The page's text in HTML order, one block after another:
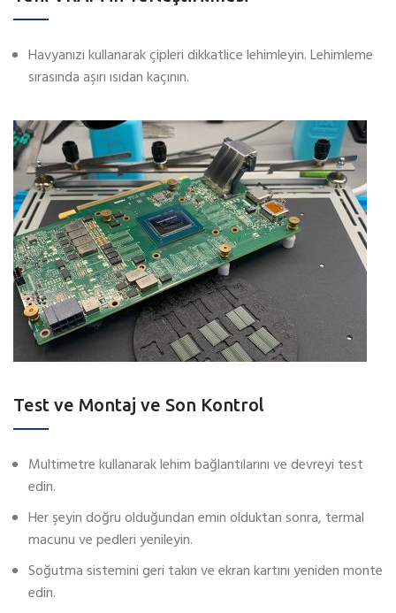
Havyanızı kullanarak çipleri dikkatlice lehimleyin. Lehimleme
sırasında aşırı ısıdan kaçının.
Test ve Montaj ve Son Kontrol
Multimetre kullanarak lehim bağlantılarını ve devreyi test
edin.
Her şeyin doğru olduğundan emin olduktan sonra, termal
macunu ve pedleri yenileyin.
Soğutma sistemini geri takın ve ekran kartını yeniden monte
edin.